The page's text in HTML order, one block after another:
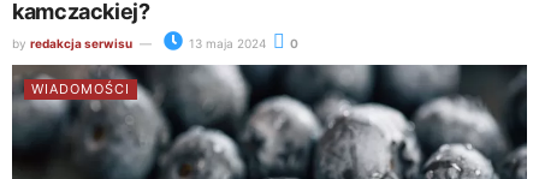
kamczackiej?
by redakcja serwisu 13 maja 2024 0
WIADOMOŚCI